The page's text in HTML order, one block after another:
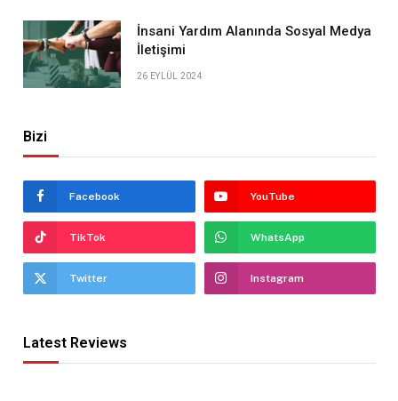
İnsani Yardım Alanında Sosyal Medya
İletişimi
26 EYLÜL 2024
Bizi
Facebook YouTube
TikTok WhatsApp
Twitter Instagram
Latest Reviews